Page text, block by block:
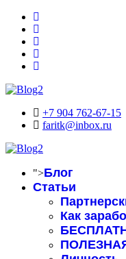
+7 904 762-67-15
faritk@inbox.ru
">Блог
Статьи
Как